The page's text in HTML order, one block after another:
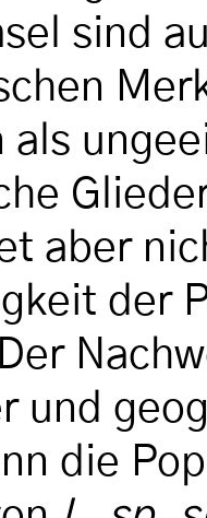
sind
als
aber
der
und
die